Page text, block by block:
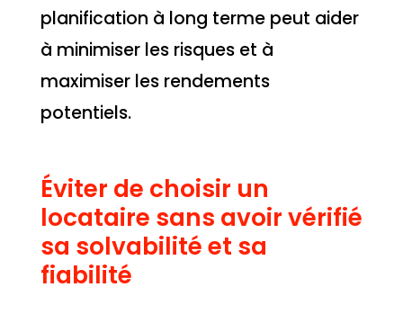
planification à long terme peut aider
à minimiser les risques et à
maximiser les rendements
potentiels.
Éviter de choisir un
locataire sans avoir vérifié
sa solvabilité et sa
fiabilité